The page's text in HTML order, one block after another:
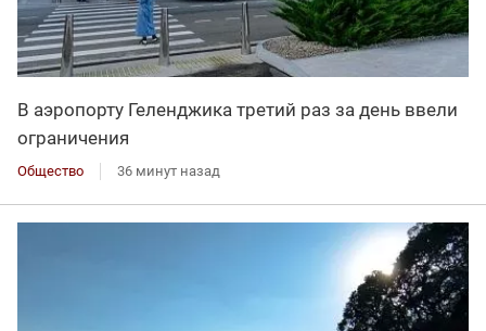
В аэропорту Геленджика третий раз за день ввели
ограничения
Общество 36 минут назад